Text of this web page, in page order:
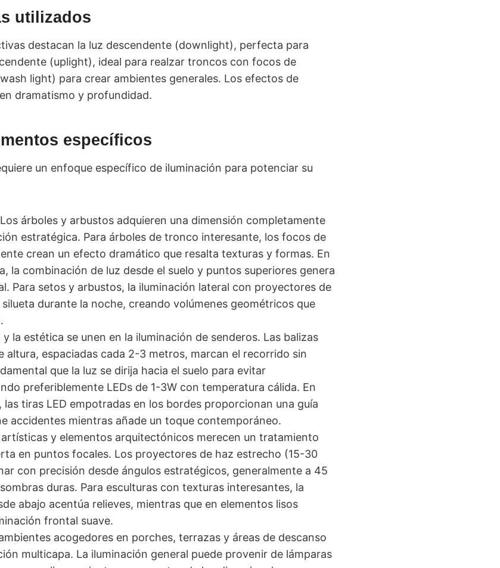
utilizados
destacan la luz descendente (downlight), perfecta para
(uplight), ideal para realzar troncos con focos de
light) para crear ambientes generales. Los efectos de
dramatismo y profundidad.
específicos
un enfoque específico de iluminación para potenciar su
árboles y arbustos adquieren una dimensión completamente
estratégica. Para árboles de tronco interesante, los focos de
crean un efecto dramático que resalta texturas y formas. En
la combinación de luz desde el suelo y puntos superiores genera
Para setos y arbustos, la iluminación lateral con proyectores de
durante la noche, creando volúmenes geométricos que
y la estética se unen en la iluminación de senderos. Las balizas
altura, espaciadas cada 2-3 metros, marcan el recorrido sin
que la luz se dirija hacia el suelo para evitar
preferiblemente LEDs de 1-3W con temperatura cálida. En
las tiras LED empotradas en los bordes proporcionan una guía
accidentes mientras añade un toque contemporáneo.
artísticas y elementos arquitectónicos merecen un tratamiento
en puntos focales. Los proyectores de haz estrecho (15-30
con precisión desde ángulos estratégicos, generalmente a 45
duras. Para esculturas con texturas interesantes, la
abajo acentúa relieves, mientras que en elementos lisos
frontal suave.
acogedores en porches, terrazas y áreas de descanso
multicapa. La iluminación general puede provenir de lámparas